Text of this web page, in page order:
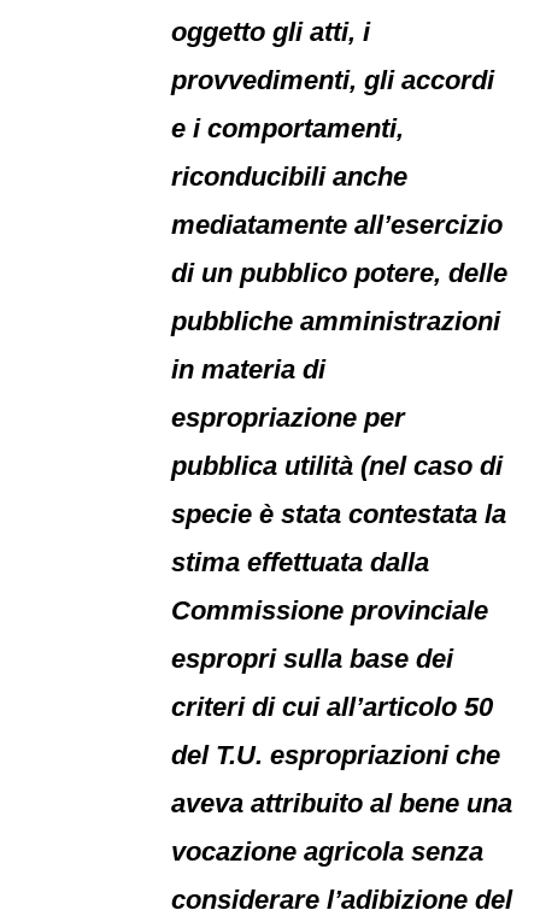
oggetto gli atti, i
provvedimenti, gli accordi
e i comportamenti,
riconducibili anche
mediatamente all’esercizio
di un pubblico potere, delle
pubbliche amministrazioni
in materia di
espropriazione per
pubblica utilità (nel caso di
specie è stata contestata la
stima effettuata dalla
Commissione provinciale
espropri sulla base dei
criteri di cui all’articolo 50
del T.U. espropriazioni che
aveva attribuito al bene una
vocazione agricola senza
considerare l’adibizione del